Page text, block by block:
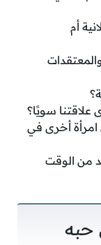
أم
امرأة أخرى في
من الوقت
حبه